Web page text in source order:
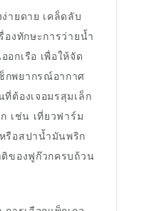
ายดาย เคล็ดลับ
องทักษะการว่ายน้ำ
กเรือ เพื่อให้จัด
กพยากรณ์อากาศ
ต้องเจอมรสุมเล็ก
เช่น เที่ยวฟาร์ม
รือสปาน้ำมันพริก
ของฟูก๊วกครบถ้วน